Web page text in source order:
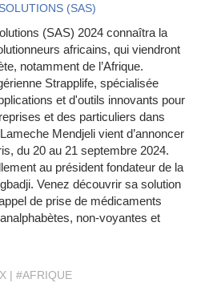
(SAS)
(SAS) 2024 connaîtra la
africains, qui viendront
notamment de l’Afrique.
Strapplife, spécialisée
et d'outils innovants pour
et des particuliers dans
Mendjeli vient d’annoncer
du 20 au 21 septembre 2024.
au président fondateur de la
Venez découvrir sa solution
de prise de médicaments
non-voyantes et
#AFRIQUE